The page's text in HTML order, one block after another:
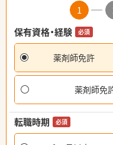
1
保有資格・経験
必須
薬剤師免許
薬剤師免
転職時期 必須